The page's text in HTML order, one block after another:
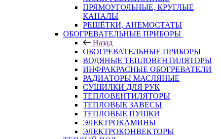
ПРЯМОУГОЛЬНЫЕ, КРУГЛЫЕ
КАНАЛЫ
РЕШЁТКИ, АНЕМОСТАТЫ
ОБОГРЕВАТЕЛЬНЫЕ ПРИБОРЫ
Назад
ОБОГРЕВАТЕЛЬНЫЕ ПРИБОРЫ
ВОДЯНЫЕ ТЕПЛОВЕНТИЛЯТОРЫ
ИНФРАКРАСНЫЕ ОБОГРЕВАТЕЛИ
РАДИАТОРЫ МАСЛЯНЫЕ
СУШИЛКИ ДЛЯ РУК
ТЕПЛОВЕНТИЛЯТОРЫ
ТЕПЛОВЫЕ ЗАВЕСЫ
ТЕПЛОВЫЕ ПУШКИ
ЭЛЕКТРОКАМИНЫ
ЭЛЕКТРОКОНВЕКТОРЫ